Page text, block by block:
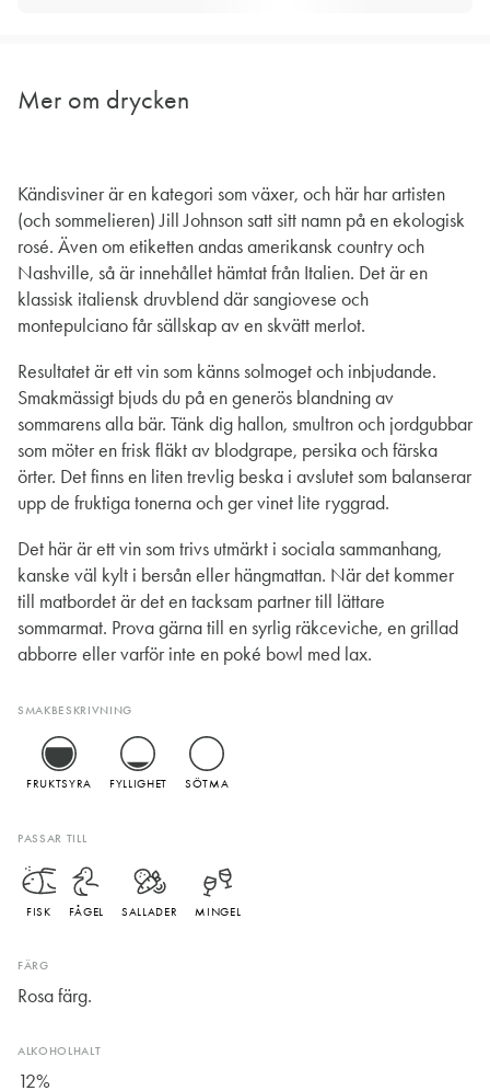
Mer om drycken
Kändisviner är en kategori som växer, och här har artisten
(och sommelieren) Jill Johnson satt sitt namn på en ekologisk
rosé. Även om etiketten andas amerikansk country och
Nashville, så är innehållet hämtat från Italien. Det är en
klassisk italiensk druvblend där sangiovese och
montepulciano får sällskap av en skvätt merlot.
Resultatet är ett vin som känns solmoget och inbjudande.
Smakmässigt bjuds du på en generös blandning av
sommarens alla bär. Tänk dig hallon, smultron och jordgubbar
som möter en frisk fläkt av blodgrape, persika och färska
örter. Det finns en liten trevlig beska i avslutet som balanserar
upp de fruktiga tonerna och ger vinet lite ryggrad.
Det här är ett vin som trivs utmärkt i sociala sammanhang,
kanske väl kylt i bersån eller hängmattan. När det kommer
till matbordet är det en tacksam partner till lättare
sommarmat. Prova gärna till en syrlig räkceviche, en grillad
abborre eller varför inte en poké bowl med lax.
SMAKBESKRIVNING
FRUKTSYRA FYLLIGHET SÖTMA
PASSAR TILL
FISK FÅGEL SALLADER MINGEL
FÄRG
Rosa färg.
ALKOHOLHALT
12%